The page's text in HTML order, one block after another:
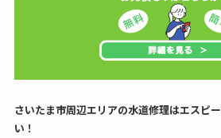
さいたま市周辺エリアの水道修理はエスピ
い！